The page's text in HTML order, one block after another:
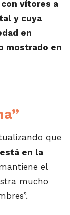
con vítores a
y cuya
en
mostrado en
que
en la
el
mucho